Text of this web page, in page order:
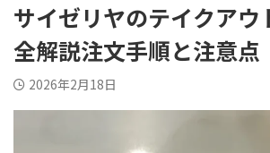
サイゼリヤのテイクアウ
全解説注文手順と注意点
2026年2月18日